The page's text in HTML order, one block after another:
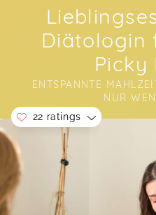
Diätologin
Picky
ENTSPANNTE
NUR
Soon you will learn more
22 ratings
Hallo ich war dabei,
wohl. Habe alle Infos
Mom-Event in